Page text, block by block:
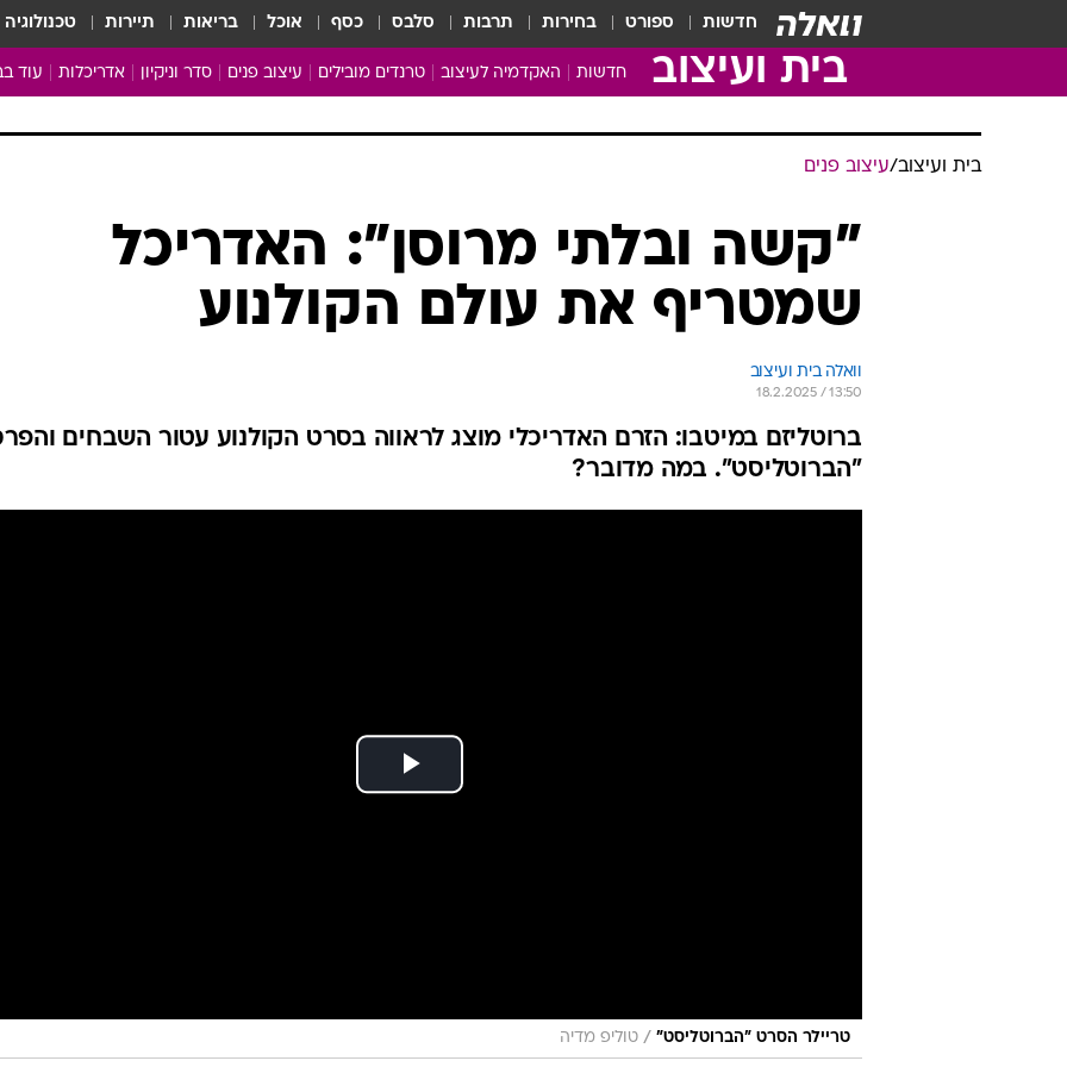
חדשות ספורט בחירות תרבות סלבס כסף אוכל בריאות תיירות טכנולוגיה
בית ועיצוב חדשות האקדמיה לעיצוב טרנדים מובילים עיצוב פנים סדר וניקיון
טיפים של ניקיון
מדריך הניקיון
Baby Care
מכבסים תולים
אדריכלות עוד
בית ועיצוב/עיצוב פנים
"קשה ובלתי מרוסן": האדריכל
שמטריף את עולם הקולנוע
וואלה בית ועיצוב
18.2.2025 / 13:50
ברוטליזם במיטבו: הזרם האדריכלי מוצג לראווה בסרט הקולנוע עטור השבחים
"הברוטליסט". במה מדובר?
טריילר הסרט "הברוטליסט" / טוליפ מדיה